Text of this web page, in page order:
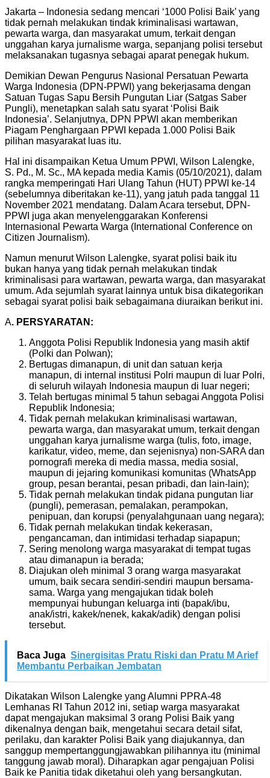
Jakarta – Indonesia sedang mencari ‘1000 Polisi Baik’ yang
tidak pernah melakukan tindak kriminalisasi wartawan,
pewarta warga, dan masyarakat umum, terkait dengan
unggahan karya jurnalisme warga, sepanjang polisi tersebut
melaksanakan tugasnya sebagai aparat penegak hukum.
Demikian Dewan Pengurus Nasional Persatuan Pewarta
Warga Indonesia (DPN-PPWI) yang bekerjasama dengan
Satuan Tugas Sapu Bersih Pungutan Liar (Satgas Saber
Pungli), menetapkan salah satu syarat ‘Polisi Baik
Indonesia’. Selanjutnya, DPN PPWI akan memberikan
Piagam Penghargaan PPWI kepada 1.000 Polisi Baik
pilihan masyarakat luas itu.
Hal ini disampaikan Ketua Umum PPWI, Wilson Lalengke,
S. Pd., M. Sc., MA kepada media Kamis (05/10/2021), dalam
rangka memperingati Hari Ulang Tahun (HUT) PPWI ke-14
(sebelumnya diberitakan ke-11), yang jatuh pada tanggal 11
November 2021 mendatang. Dalam Acara tersebut, DPN-
PPWI juga akan menyelenggarakan Konferensi
Internasional Pewarta Warga (International Conference on
Citizen Journalism).
Namun menurut Wilson Lalengke, syarat polisi baik itu
bukan hanya yang tidak pernah melakukan tindak
kriminalisasi para wartawan, pewarta warga, dan masyarakat
umum. Ada sejumlah syarat lainnya untuk bisa dikategorikan
sebagai syarat polisi baik sebagaimana diuraikan berikut ini.
A. PERSYARATAN:
Anggota Polisi Republik Indonesia yang masih aktif
(Polki dan Polwan);
Bertugas dimanapun, di unit dan satuan kerja
manapun, di internal institusi Polri maupun di luar Polri,
di seluruh wilayah Indonesia maupun di luar negeri;
Telah bertugas minimal 5 tahun sebagai Anggota Polisi
Republik Indonesia;
Tidak pernah melakukan kriminalisasi wartawan,
pewarta warga, dan masyarakat umum, terkait dengan
unggahan karya jurnalisme warga (tulis, foto, image,
karikatur, video, meme, dan sejenisnya) non-SARA dan
pornografi mereka di media massa, media sosial,
maupun di jejaring komunikasi komunitas (WhatsApp
group, pesan berantai, pesan pribadi, dan lain-lain);
Tidak pernah melakukan tindak pidana pungutan liar
(pungli), pemerasan, pemalakan, perampokan,
penipuan, dan korupsi (penyalahgunaan uang negara);
Tidak pernah melakukan tindak kekerasan,
pengancaman, dan intimidasi terhadap siapapun;
Sering menolong warga masyarakat di tempat tugas
atau dimanapun ia berada;
Diajukan oleh minimal 3 orang warga masyarakat
umum, baik secara sendiri-sendiri maupun bersama-
sama. Warga yang mengajukan tidak boleh
mempunyai hubungan keluarga inti (bapak/ibu,
anak/istri, kakek/nenek, kakak/adik) dengan polisi
tersebut.
Baca Juga Sinergisitas Pratu Riski dan Pratu M Arief
Membantu Perbaikan Jembatan
Dikatakan Wilson Lalengke yang Alumni PPRA-48
Lemhanas RI Tahun 2012 ini, setiap warga masyarakat
dapat mengajukan maksimal 3 orang Polisi Baik yang
dikenalnya dengan baik, mengetahui secara detail sifat,
perilaku, dan karakter Polisi Baik yang diajukannya, dan
sanggup mempertanggungjawabkan pilihannya itu (minimal
tanggung jawab moral). Diharapkan agar pengajuan Polisi
Baik ke Panitia tidak diketahui oleh yang bersangkutan.